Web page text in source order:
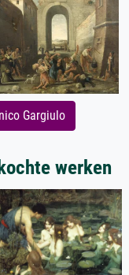
Gargiulo
werken